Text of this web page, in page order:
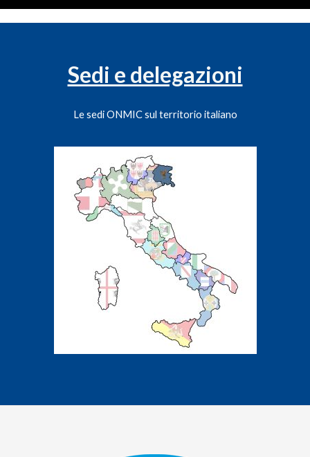
Sedi e delegazioni
Le sedi ONMIC sul territorio italiano